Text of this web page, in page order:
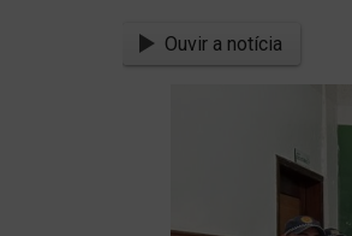
Ouvir a notícia